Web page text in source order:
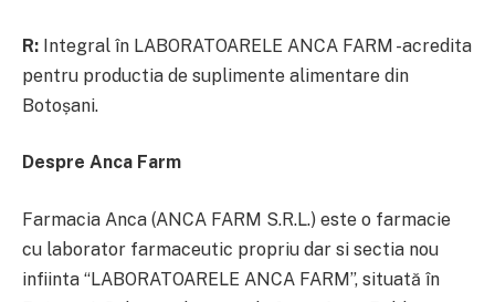
R: Integral în LABORATOARELE ANCA FARM -acredita
pentru productia de suplimente alimentare din
Botoșani.
Despre Anca Farm
Farmacia Anca (ANCA FARM S.R.L.) este o farmacie
cu laborator farmaceutic propriu dar si sectia nou
infiinta “LABORATOARELE ANCA FARM”, situată în